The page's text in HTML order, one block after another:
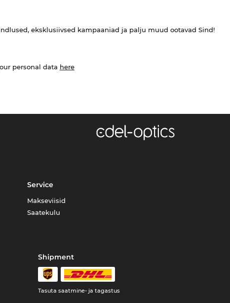
eksklusiivsed kampaaniad ja palju muud ootavad Sind!
personal data here
Service
Makseviisid
Saatekulu
Shipment
Tasuta saatmine- ja tagastus